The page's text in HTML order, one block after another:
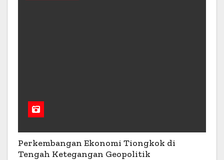
Perkembangan Ekonomi Tiongkok di
Tengah Ketegangan Geopolitik